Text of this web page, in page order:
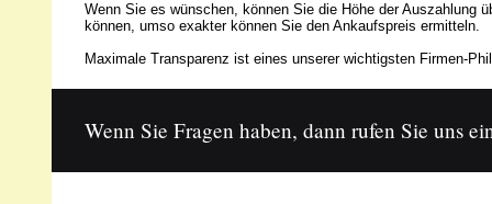
Wenn Sie es wünschen, können Sie die Höhe der Auszahlung
können, umso exakter können Sie den Ankaufspreis ermitteln.
Maximale Transparenz ist eines unserer wichtigsten Firmen-
Wenn Sie Fragen haben, dann rufen Sie uns